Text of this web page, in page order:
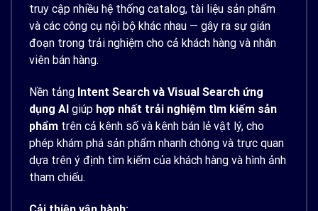
truy cập nhiều hệ thống catalog, tài liệu sản phẩm
và các công cụ nội bộ khác nhau — gây ra sự gián
đoạn trong trải nghiệm cho cả khách hàng và nhân
viên bán hàng.
Nền tảng Intent Search và Visual Search ứng
dụng AI giúp hợp nhất trải nghiệm tìm kiếm sản
phẩm trên cả kênh số và kênh bán lẻ vật lý, cho
phép khám phá sản phẩm nhanh chóng và trực quan
dựa trên ý định tìm kiếm của khách hàng và hình ảnh
tham chiếu.